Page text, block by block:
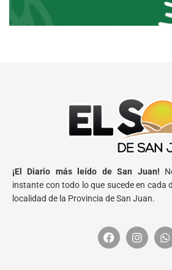
¡El Diario más leído de San Juan!
instante con todo lo que sucede en cada
localidad de la Provincia de San Juan.